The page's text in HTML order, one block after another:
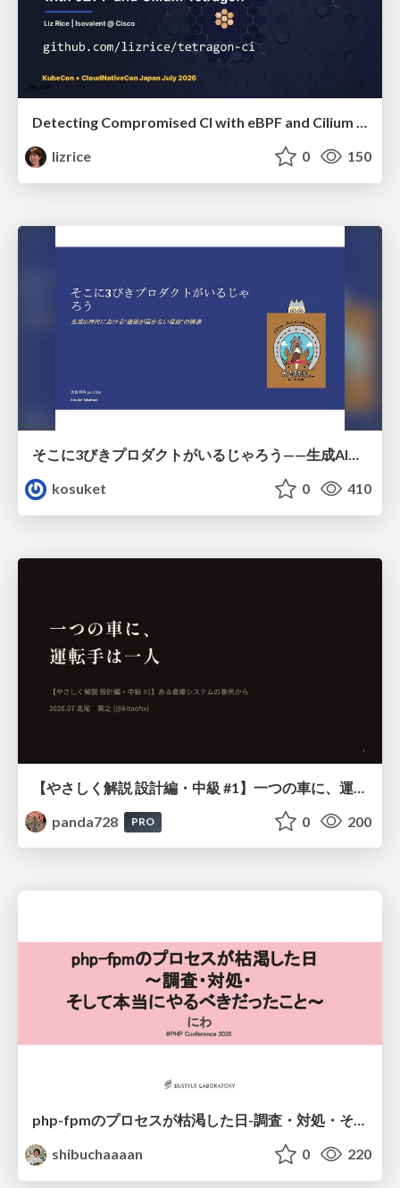
lizrice
0 150
そこに3びきプロダクトがいるじゃろう——生成AI時代における“価値が届かない理由”の構造
kosuket
0 410
panda728
PRO 0 200
php-fpmのプロセスが枯渇した日-調査・対処・そして本当にやるべきだったこと-
shibuchaaaan
0 220